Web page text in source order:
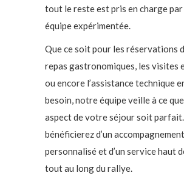
tout le reste est pris en charge
équipe expérimentée.
Que ce soit pour les réservations
repas gastronomiques, les visites
ou encore l’assistance technique
besoin, notre équipe veille à ce
aspect de votre séjour soit
bénéficierez d’un accompagnement
personnalisé et d’un service haut
tout au long du rallye.